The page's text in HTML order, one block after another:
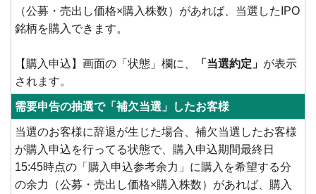
（公募・売出し価格×購入株数）があれば、当選したIPO
銘柄を購入できます。
【購入申込】画面の「状態」欄に、 「当選約定」 が表示
されます。
需要申告の抽選で「補欠当選」したお客様
当選のお客様に辞退が生じた場合、補欠当選したお客様
が購入申込を行ってる状態で、購入申込期間最終日
15:45時点の「購入申込参考余力」に購入を希望する分
の余力（公募・売出し価格×購入株数）があれば、購入